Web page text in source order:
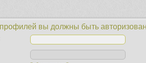
вы должны быть